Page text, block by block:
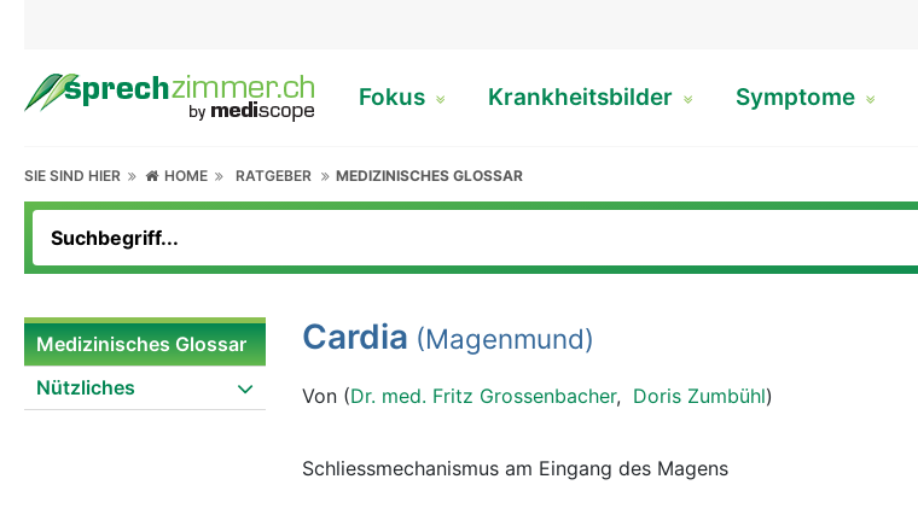
Fokus Krankheitsbilder Symptome
SIE SIND HIER HOME RATGEBER MEDIZINISCHES GLOSSAR
Medizinisches Glossar
Nützliches
Cardia (Magenmund)
Von (Dr. med. Fritz Grossenbacher, Doris Zumbühl)
Schliessmechanismus am Eingang des Magens